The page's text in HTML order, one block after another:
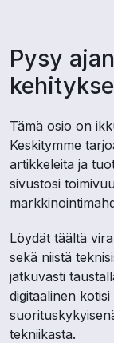
Pysy
Tämä osio on
Keskitymme
artikkeleita ja
sivustosi
Löydät täältä
sekä niistä
jatkuvasti
digitaalinen
tekniikasta.